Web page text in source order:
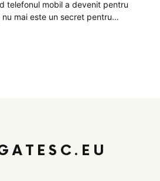
telefonul mobil a devenit pentru
mai este un secret pentru…